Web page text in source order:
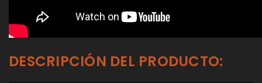
DESCRIPCIÓN DEL PRODUCTO: